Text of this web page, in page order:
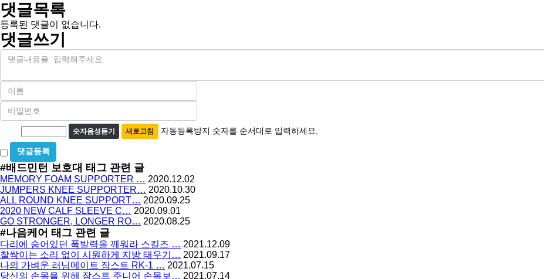
댓글목록
등록된 댓글이 없습니다.
댓글쓰기
내
이
필
수
비
밀
필
수
동
등
록
방
지
숫자음성듣기 새로고침 자동등록방지 숫자를 순서대로 입력하세요.
비
밀
글
사
용
#배드민턴 보호대 태그 관련 글
MEMORY FOAM SUPPORTER … 2020.12.02
JUMPERS KNEE SUPPORTER… 2020.10.30
ALL ROUND KNEE SUPPORT… 2020.09.25
2020 NEW CALF SLEEVE C… 2020.09.01
GO STRONGER, LONGER RO… 2020.08.25
#나음케어 태그 관련 글
다리에 숨어있던 폭발력을 깨워라 스킬즈 … 2021.12.09
찰싹이는 소리 없이 시원하게 지방 태우기… 2021.09.17
나의 가벼운 러닝메이트 잠스트 RK-1 … 2021.07.15
당신의 손목을 위해 잠스트 주니어 손목보… 2021.07.14